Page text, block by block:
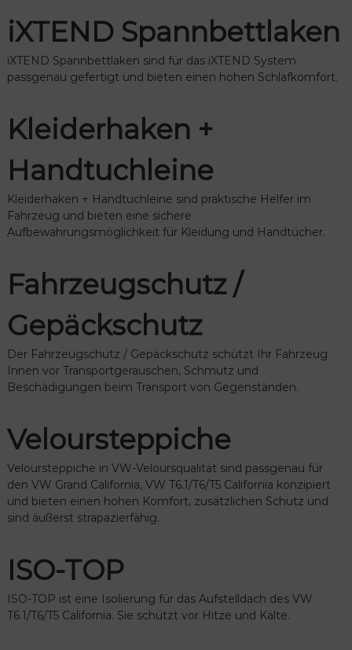
iXTEND Spannbettlaken
iXTEND Spannbettlaken sind für das iXTEND System
passgenau gefertigt und bieten einen hohen Schlafkomfort.
Kleiderhaken +
Handtuchleine
Kleiderhaken + Handtuchleine sind praktische Helfer im
Fahrzeug und bieten eine sichere
Aufbewahrungsmöglichkeit für Kleidung und Handtücher.
Fahrzeugschutz /
Gepäckschutz
Der Fahrzeugschutz / Gepäckschutz schützt Ihr Fahrzeug
Innen vor Transportgeräuschen, Schmutz und
Beschädigungen beim Transport von Gegenständen.
Veloursteppiche
Veloursteppiche in VW-Veloursqualität sind passgenau für
den VW Grand California, VW T6.1/T6/T5 California konzipiert
und bieten einen hohen Komfort, zusätzlichen Schutz und
sind äußerst strapazierfähig.
ISO-TOP
ISO-TOP ist eine Isolierung für das Aufstelldach des VW
T6.1/T6/T5 California. Sie schützt vor Hitze und Kälte.